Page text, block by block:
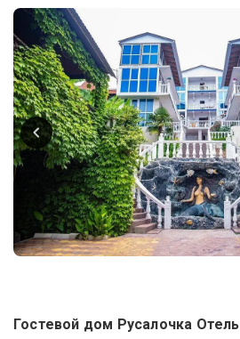
Гостевой дом Русалочка Отель